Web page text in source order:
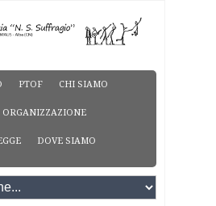
PTOF CHI SIAMO
ORGANIZZAZIONE
DOVE SIAMO